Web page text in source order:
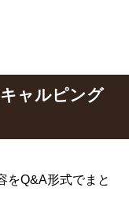
ャルピング
をQ&A形式でまと